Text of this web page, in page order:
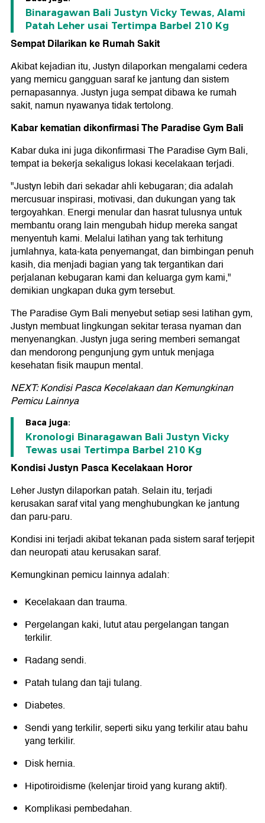
Binaragawan Bali Justyn Vicky Tewas, Alami
Patah Leher usai Tertimpa Barbel 210 Kg
Sempat Dilarikan ke Rumah Sakit
Akibat kejadian itu, Justyn dilaporkan mengalami cedera
yang memicu gangguan saraf ke jantung dan sistem
pernapasannya. Justyn juga sempat dibawa ke rumah
sakit, namun nyawanya tidak tertolong.
Kabar kematian dikonfirmasi The Paradise Gym Bali
Kabar duka ini juga dikonfirmasi The Paradise Gym Bali,
tempat ia bekerja sekaligus lokasi kecelakaan terjadi.
"Justyn lebih dari sekadar ahli kebugaran; dia adalah
mercusuar inspirasi, motivasi, dan dukungan yang tak
tergoyahkan. Energi menular dan hasrat tulusnya untuk
membantu orang lain mengubah hidup mereka sangat
menyentuh kami. Melalui latihan yang tak terhitung
jumlahnya, kata-kata penyemangat, dan bimbingan penuh
kasih, dia menjadi bagian yang tak tergantikan dari
perjalanan kebugaran kami dan keluarga gym kami,"
demikian ungkapan duka gym tersebut.
The Paradise Gym Bali menyebut setiap sesi latihan gym,
Justyn membuat lingkungan sekitar terasa nyaman dan
menyenangkan. Justyn juga sering memberi semangat
dan mendorong pengunjung gym untuk menjaga
kesehatan fisik maupun mental.
NEXT: Kondisi Pasca Kecelakaan dan Kemungkinan
Pemicu Lainnya
Baca juga:
Kronologi Binaragawan Bali Justyn Vicky
Tewas usai Tertimpa Barbel 210 Kg
Kondisi Justyn Pasca Kecelakaan Horor
Leher Justyn dilaporkan patah. Selain itu, terjadi
kerusakan saraf vital yang menghubungkan ke jantung
dan paru-paru.
Kondisi ini terjadi akibat tekanan pada sistem saraf terjepit
dan neuropati atau kerusakan saraf.
Kemungkinan pemicu lainnya adalah:
Kecelakaan dan trauma.
Pergelangan kaki, lutut atau pergelangan tangan
terkilir.
Radang sendi.
Patah tulang dan taji tulang.
Diabetes.
Sendi yang terkilir, seperti siku yang terkilir atau bahu
yang terkilir.
Disk hernia.
Hipotiroidisme (kelenjar tiroid yang kurang aktif).
Komplikasi pembedahan.